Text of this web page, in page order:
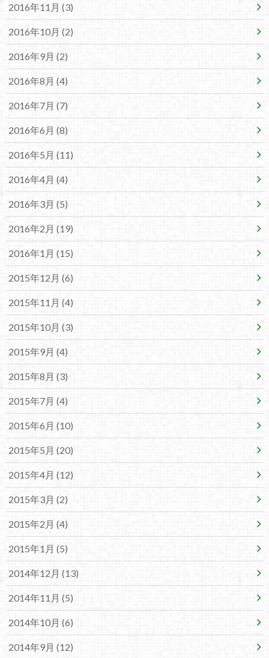
2016年11月 (3)
2016年10月 (2)
2016年9月 (2)
2016年8月 (4)
2016年7月 (7)
2016年6月 (8)
2016年5月 (11)
2016年4月 (4)
2016年3月 (5)
2016年2月 (19)
2016年1月 (15)
2015年12月 (6)
2015年11月 (4)
2015年10月 (3)
2015年9月 (4)
2015年8月 (3)
2015年7月 (4)
2015年6月 (10)
2015年5月 (20)
2015年4月 (12)
2015年3月 (2)
2015年2月 (4)
2015年1月 (5)
2014年12月 (13)
2014年11月 (5)
2014年10月 (6)
2014年9月 (12)